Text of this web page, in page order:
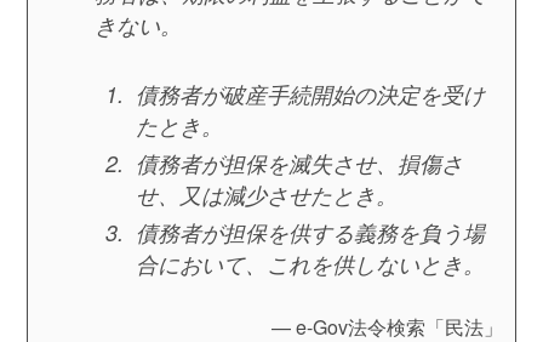
きない。
債務者が破産手続開始の決定を受け
たとき。
債務者が担保を滅失させ、損傷さ
せ、又は減少させたとき。
債務者が担保を供する義務を負う場
合において、これを供しないとき。
e-Gov法令検索「民法」